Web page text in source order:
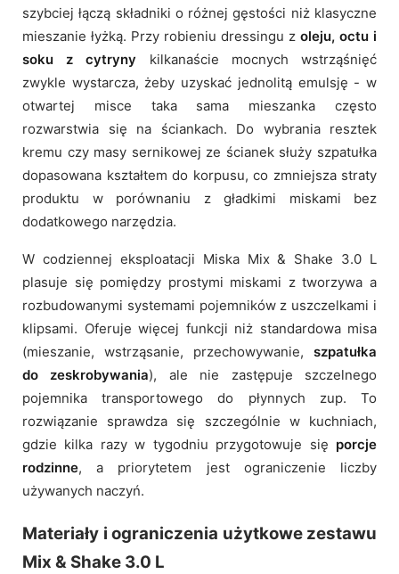
szybciej łączą składniki o różnej gęstości niż klasyczne
mieszanie łyżką. Przy robieniu dressingu z oleju, octu i
soku z cytryny kilkanaście mocnych wstrząśnięć
zwykle wystarcza, żeby uzyskać jednolitą emulsję - w
otwartej misce taka sama mieszanka często
rozwarstwia się na ściankach. Do wybrania resztek
kremu czy masy sernikowej ze ścianek służy szpatułka
dopasowana kształtem do korpusu, co zmniejsza straty
produktu w porównaniu z gładkimi miskami bez
dodatkowego narzędzia.
W codziennej eksploatacji Miska Mix & Shake 3.0 L
plasuje się pomiędzy prostymi miskami z tworzywa a
rozbudowanymi systemami pojemników z uszczelkami i
klipsami. Oferuje więcej funkcji niż standardowa misa
(mieszanie, wstrząsanie, przechowywanie, szpatułka
do zeskrobywania), ale nie zastępuje szczelnego
pojemnika transportowego do płynnych zup. To
rozwiązanie sprawdza się szczególnie w kuchniach,
gdzie kilka razy w tygodniu przygotowuje się porcje
rodzinne, a priorytetem jest ograniczenie liczby
używanych naczyń.
Materiały i ograniczenia użytkowe zestawu
Mix & Shake 3.0 L